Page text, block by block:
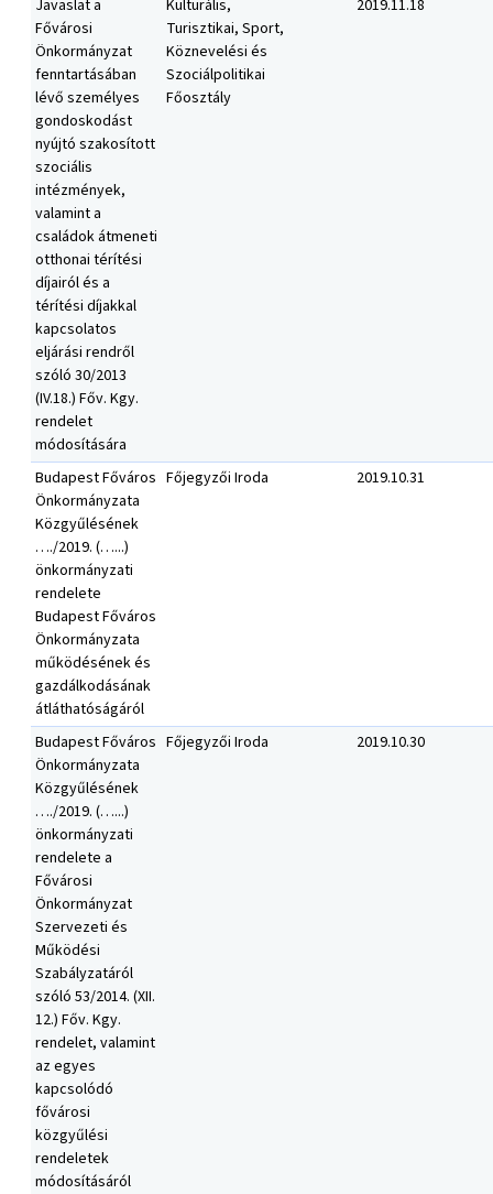
Javaslat a
Fővárosi
Önkormányzat
fenntartásában
lévő személyes
gondoskodást
nyújtó szakosított
szociális
intézmények,
valamint a
családok átmeneti
otthonai térítési
díjairól és a
térítési díjakkal
kapcsolatos
eljárási rendről
szóló 30/2013
(IV.18.) Főv. Kgy.
rendelet
módosítására
Kulturális,
Turisztikai, Sport,
Köznevelési és
Szociálpolitikai
Főosztály
2019.11.18
Budapest Főváros
Önkormányzata
Közgyűlésének
…./2019. (…...)
önkormányzati
rendelete
Budapest Főváros
Önkormányzata
működésének és
gazdálkodásának
átláthatóságáról
Főjegyzői Iroda 2019.10.31
Budapest Főváros
Önkormányzata
Közgyűlésének
…./2019. (…...)
önkormányzati
rendelete a
Fővárosi
Önkormányzat
Szervezeti és
Működési
Szabályzatáról
szóló 53/2014. (XII.
12.) Főv. Kgy.
rendelet, valamint
az egyes
kapcsolódó
fővárosi
közgyűlési
rendeletek
módosításáról
Főjegyzői Iroda 2019.10.30